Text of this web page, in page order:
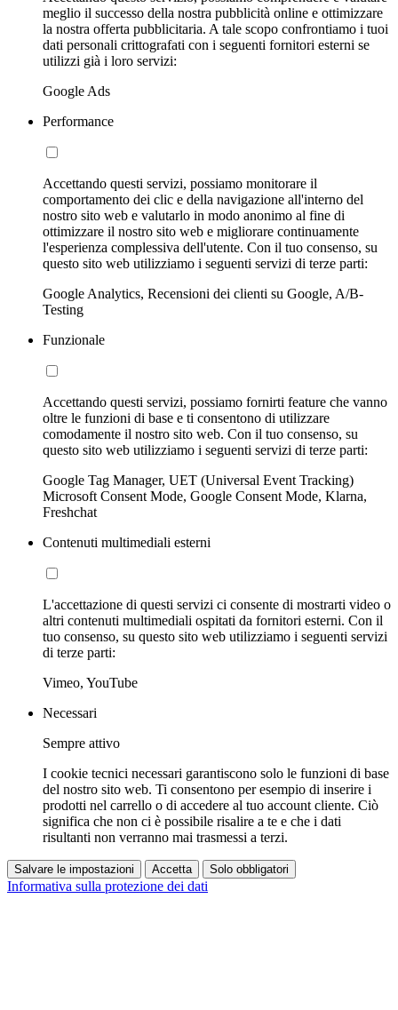
meglio il successo della nostra pubblicità online e ottimizzare
la nostra offerta pubblicitaria. A tale scopo confrontiamo i tuoi
dati personali crittografati con i seguenti fornitori esterni se
utilizzi già i loro servizi:
Google Ads
Performance
Accettando questi servizi, possiamo monitorare il
comportamento dei clic e della navigazione all'interno del
nostro sito web e valutarlo in modo anonimo al fine di
ottimizzare il nostro sito web e migliorare continuamente
l'esperienza complessiva dell'utente. Con il tuo consenso, su
questo sito web utilizziamo i seguenti servizi di terze parti:
Google Analytics, Recensioni dei clienti su Google, A/B-
Testing
Funzionale
Accettando questi servizi, possiamo fornirti feature che vanno
oltre le funzioni di base e ti consentono di utilizzare
comodamente il nostro sito web. Con il tuo consenso, su
questo sito web utilizziamo i seguenti servizi di terze parti:
Google Tag Manager, UET (Universal Event Tracking)
Microsoft Consent Mode, Google Consent Mode, Klarna,
Freshchat
Contenuti multimediali esterni
L'accettazione di questi servizi ci consente di mostrarti video o
altri contenuti multimediali ospitati da fornitori esterni. Con il
tuo consenso, su questo sito web utilizziamo i seguenti servizi
di terze parti:
Vimeo, YouTube
Necessari
Sempre attivo
I cookie tecnici necessari garantiscono solo le funzioni di base
del nostro sito web. Ti consentono per esempio di inserire i
prodotti nel carrello o di accedere al tuo account cliente. Ciò
significa che non ci è possibile risalire a te e che i dati
risultanti non verranno mai trasmessi a terzi.
Salvare le impostazioni Accetta Solo obbligatori
Informativa sulla protezione dei dati